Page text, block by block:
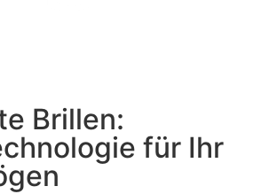
Brillen:
für Ihr